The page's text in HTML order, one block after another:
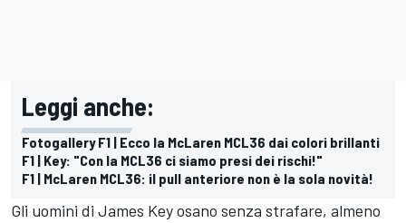
Leggi anche:
Fotogallery F1 | Ecco la McLaren MCL36 dai colori brillanti
F1 | Key: "Con la MCL36 ci siamo presi dei rischi!"
F1 | McLaren MCL36: il pull anteriore non è la sola novità!
Gli uomini di James Key osano senza strafare, almeno